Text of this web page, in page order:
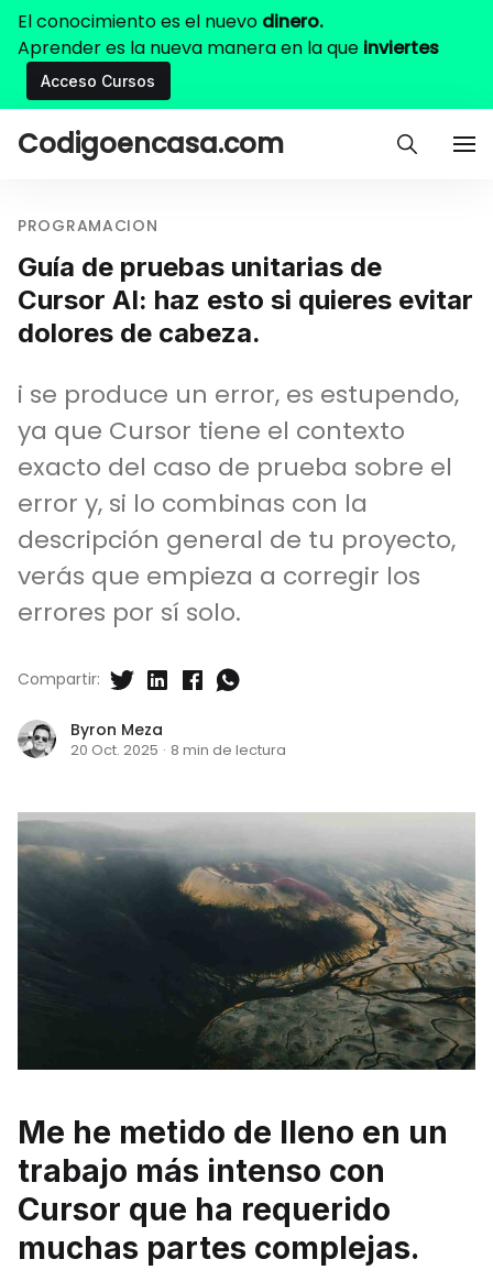
El conocimiento es el nuevo dinero.
Aprender es la nueva manera en la que inviertes
Acceso Cursos
Codigoencasa.com
PROGRAMACION
Guía de pruebas unitarias de
Cursor AI: haz esto si quieres evitar
dolores de cabeza.
i se produce un error, es estupendo,
ya que Cursor tiene el contexto
exacto del caso de prueba sobre el
error y, si lo combinas con la
descripción general de tu proyecto,
verás que empieza a corregir los
errores por sí solo.
Byron Meza
20 Oct. 2025 · 8 min de lectura
Compartir:
Me he metido de lleno en un
trabajo más intenso con
Cursor que ha requerido
muchas partes complejas.